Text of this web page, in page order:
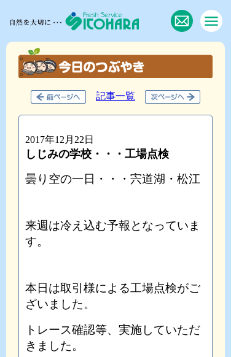
記事一覧
2017年12月22日
しじみの学校・・・工場点検
曇り空の一日・・・宍道湖・松江
来週は冷え込む予報となっていま
す。
本日は取引様による工場点検がご
ざいました。
トレース確認等、実施していただ
きました。